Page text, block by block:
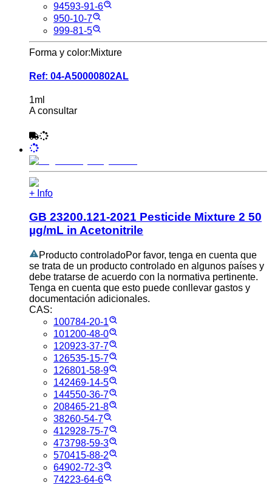
94593-91-6
950-10-7
999-81-5
Forma y color:Mixture
Ref: 04-A50000802AL
1ml
A consultar
+ Info
GB 23200.121-2021 Pesticide Mixture 2 50
µg/mL in Acetonitrile
Producto controladoPor favor, tenga en cuenta que
se trata de un producto controlado en algunos países y
debe tratarse de acuerdo con la normativa pertinente.
Tenga en cuenta que esto puede conllevar gastos y
documentación adicionales.
CAS:
100784-20-1
101200-48-0
120923-37-7
126535-15-7
126801-58-9
142469-14-5
144550-36-7
208465-21-8
38260-54-7
412928-75-7
473798-59-3
570415-88-2
64902-72-3
74223-64-6